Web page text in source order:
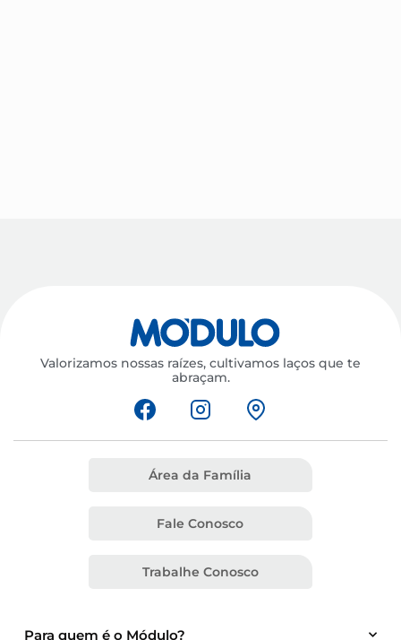
Valorizamos nossas raízes, cultivamos laços que te
abraçam.
Para quem é o Módulo?
Área da Família
Fale Conosco
Trabalhe Conosco